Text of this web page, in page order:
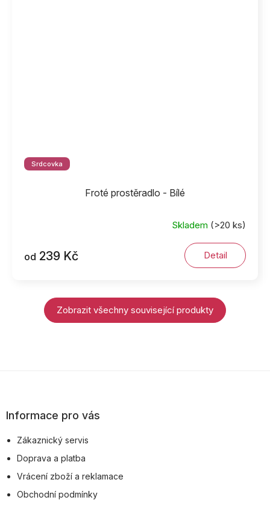
Srdcovka
Froté prostěradlo - Bílé
Skladem (>20 ks)
od 239 Kč Detail
Zobrazit všechny související produkty
pInformace pro vás
Zákaznický servis
Doprava a platba
Vrácení zboží a reklamace
Obchodní podmínky